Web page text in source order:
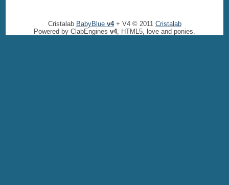
Cristalab BabyBlue v4+ V4 © 2011 Cristalab
Powered by ClabEngines v4, HTML5, love and ponies.